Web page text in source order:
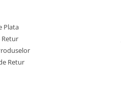
Plata
Retur
Retur